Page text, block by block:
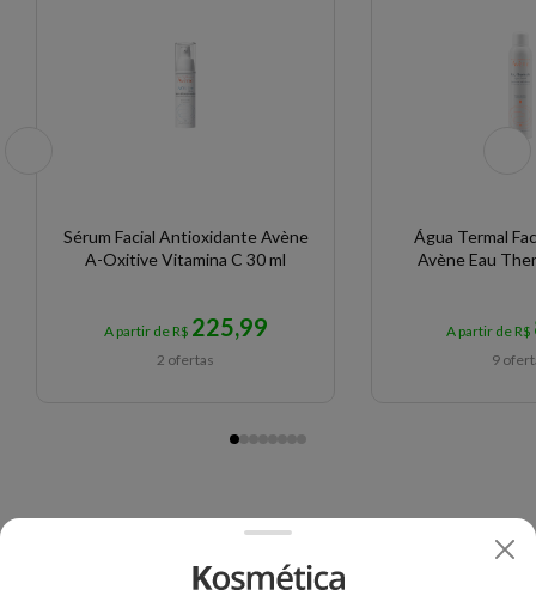
Sérum Facial Antioxidante Avène
A-Oxitive Vitamina C 30 ml
A partir de R$ 225,99
2 ofertas
Água Termal
Avène Eau
A partir de R$
9